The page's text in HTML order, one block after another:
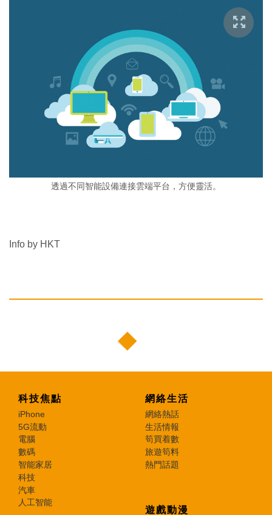
透過不同智能設備連接雲端平台，方便靈活。
Info by HKT
科技焦點
iPhone
5G流動
電腦
數碼
智能家居
科技
汽車
人工智能
網絡生活
網絡熱話
生活情報
筍買着數
旅遊筍料
熱門話題
遊戲動漫